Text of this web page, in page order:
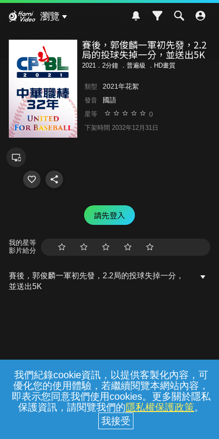
我們紀錄cookie資訊，以提供客製化內容，可
優化您的使用體驗，若繼續閱覽本網站內容，
即表示您同意我們使用cookies。更多關於隱私
保護資訊，請閱覽我們的隱私權保護政策。
瀏覽
賽後，郭俊麟一軍初先發，2.2
局的投球失掉一分，並送出5K
2021．2分鐘 ． 普遍級 ．HD畫質
類型 2021年花絮
發音 國語
星等 0
下架時間 2032年12月31日
請先登入
我的星等
影片給分
賽後，郭俊麟一軍初先發，2.2局的投球失掉一分，
並送出5K
常見問題 線上客服 服務條款 隱私權保護
中華電信股份有限公司個人家庭分公司
(統一編號：96979949) © 2026
{{notifyMsg}}